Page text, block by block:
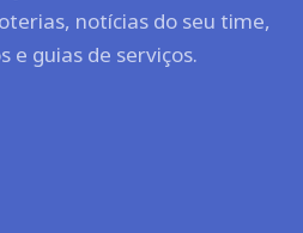
notícias do seu time,
e guias de serviços.